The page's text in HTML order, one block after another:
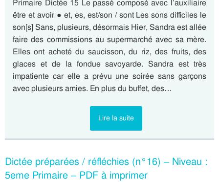
Primaire Dictée 15 Le passé composé avec l’auxiliaire
être et avoir ● et, es, est/son / sont Les sons difficiles le
son[s] Sans, plusieurs, désormais Hier, Sandra est allée
faire des commissions au supermarché avec sa mère.
Elles ont acheté du saucisson, du riz, des fruits, des
glaces et de la fondue savoyarde. Sandra est très
impatiente car elle a prévu une soirée sans garçons
avec plusieurs amies. En plus du buffet, des…
Lire la suite
Dictée préparées / réfléchies (n°16) – Niveau :
5eme Primaire – PDF à imprimer